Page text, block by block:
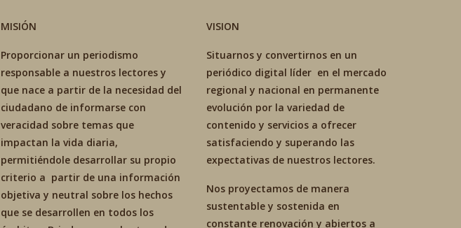
MISIÓN
Proporcionar un periodismo
responsable a nuestros lectores y
que nace a partir de la necesidad del
ciudadano de informarse con
veracidad sobre temas que
impactan la vida diaria,
permitiéndole desarrollar su propio
criterio a partir de una información
objetiva y neutral sobre los hechos
que se desarrollen en todos los
VISION
Situarnos y convertirnos en un
periódico digital líder en el mercado
regional y nacional en permanente
evolución por la variedad de
contenido y servicios a ofrecer
satisfaciendo y superando las
expectativas de nuestros lectores.
Nos proyectamos de manera
sustentable y sostenida en
constante renovación y abiertos a